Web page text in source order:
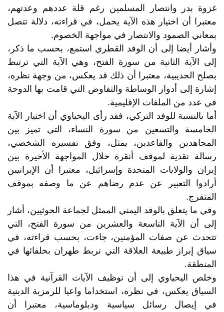
غزوة بدر وانتصار المسلمين رغم قلة عددهم وعدتهم،
معتبرا أن اختيار هذه الآية يحمل، في قراءته، دلالة تتصل
بمعاني الصمود والانتصار في مواجهة الخصوم.
وأشار أيضا إلى أن الوفد القطري استمع، بحسب ما ذكر،
إلى الآية الثانية من سورة الفتح، وهي الآية التي ترتبط
بصلح الحديبية، معتبرا أن ذلك قد يعكس، من وجهة نظره،
إشارة إلى أدوار الوساطة والتفاوض التي قامت بها الدوحة
في عدد من الملفات الإقليمية.
أما بالنسبة للوفد التركي، فقد رأى اليحياوي أن اختيار الآية
الخامسة والتسعين من سورة النساء، التي تميز بين
المجاهدين والقاعدين، يمثل، وفق تفسيره الشخصي،
رسالة نقدية لموقف أنقرة خلال المواجهة الأخيرة بين
إيران والولايات المتحدة وإسرائيل، معتبرا أن الإيرانيين
أرادوا التعبير عن عدم رضاهم عن ما وصفه بموقف
المتفرج.
وفي ما يتعلق بالوفد اليمني الممثل لجماعة الحوثيين، أشار
إلى أن الآية التاسعة والعشرين من سورة الفتح، التي
تتحدث عن صفات المؤمنين، جاءت، بحسب قراءته، في
سياق إبراز طبيعة العلاقة التي تربط طهران بحلفائها في
المنطقة.
وخلص اليحياوي إلى أن توظيف الآيات القرآنية في هذا
السياق يعكس، في نظره، استخداما واعيا للرمزية الدينية
في إيصال رسائل سياسية ودبلوماسية، معتبرا أن